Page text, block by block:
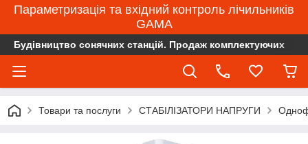
Параметризація та вхідний контроль лічильників
GAMA
Будівництво сонячних станцій. Продаж комплектуючих
Товари та послуги СТАБІЛІЗАТОРИ НАПРУГИ